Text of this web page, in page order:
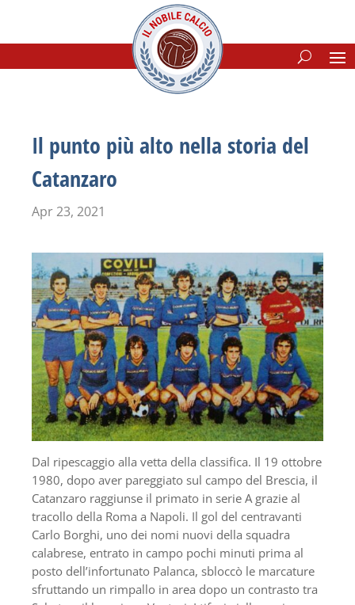
Il punto più alto nella storia del
Catanzaro
Apr 23, 2021
Dal ripescaggio alla vetta della classifica. Il 19 ottobre
1980, dopo aver pareggiato sul campo del Brescia, il
Catanzaro raggiunse il primato in serie A grazie al
tracollo della Roma a Napoli. Il gol del centravanti
Carlo Borghi, uno dei nomi nuovi della squadra
calabrese, entrato in campo pochi minuti prima al
posto dell’infortunato Palanca, sbloccò le marcature
sfruttando un rimpallo in area dopo un contrasto tra